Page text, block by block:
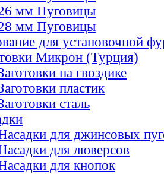
мм Пуговицы
мм Пуговицы
для установочной
Микрон (Турция)
на гвоздике
пластик
сталь
для джинсовых
для люверсов
для кнопок